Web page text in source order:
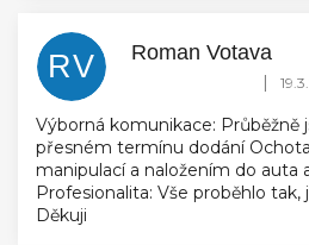
RV Roman Votava
Hodnocení obchodu
|
Výborná komunikace: Průběžně
přesném termínu dodání
manipulací a naložením do auta
Profesionalita: Vše proběhlo
Děkuji